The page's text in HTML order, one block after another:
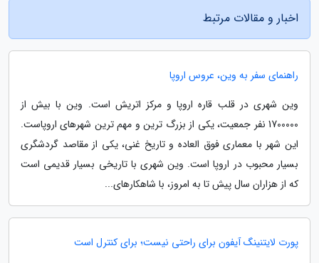
اخبار و مقالات مرتبط
راهنمای سفر به وین، عروس اروپا
وین شهری در قلب قاره اروپا و مرکز اتریش است. وین با بیش از
1700000 نفر جمعیت، یکی از بزرگ ترین و مهم ترین شهرهای اروپاست.
این شهر با معماری فوق العاده و تاریخ غنی، یکی از مقاصد گردشگری
بسیار محبوب در اروپا است. وین شهری با تاریخی بسیار قدیمی است
که از هزاران سال پیش تا به امروز، با شاهکارهای...
پورت لایتنینگ آیفون برای راحتی نیست؛ برای کنترل است